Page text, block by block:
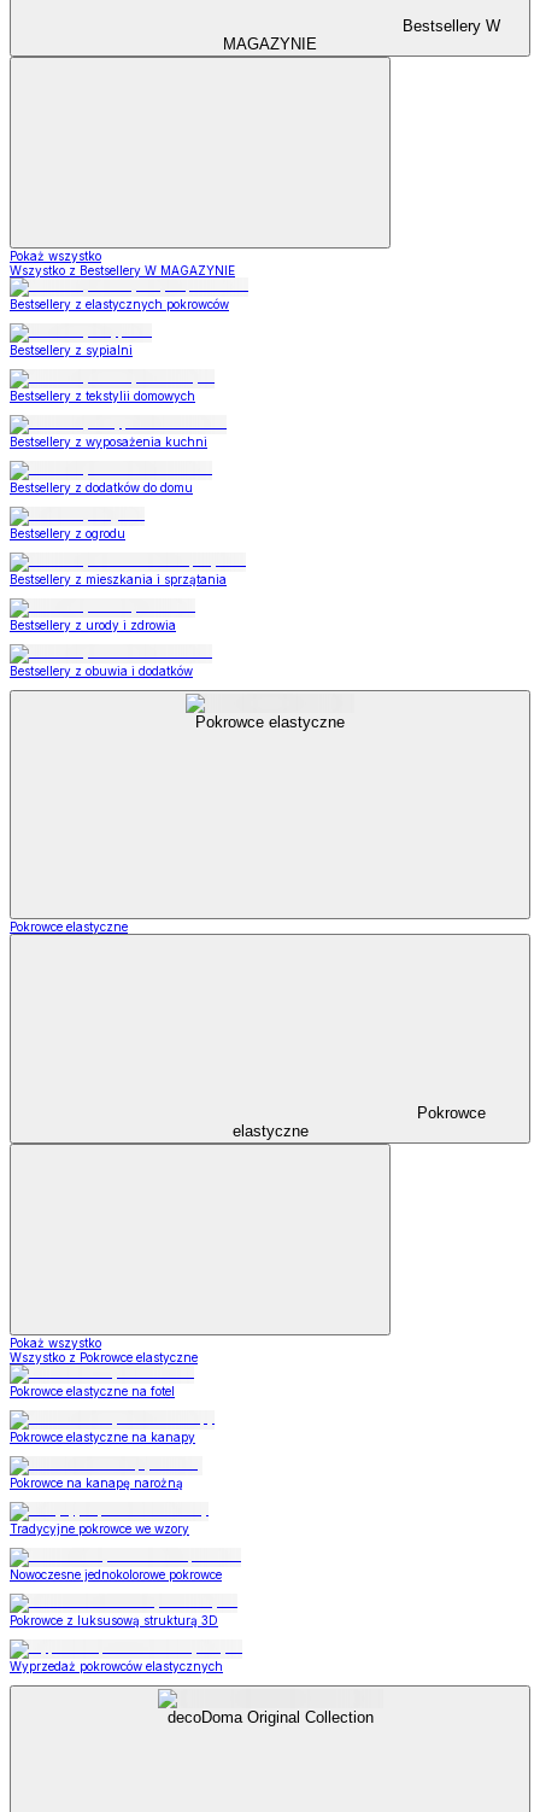
Bestsellery W
MAGAZYNIE
Pokaż wszystko
Wszystko z Bestsellery W MAGAZYNIE
Bestsellery z elastycznych pokrowców
Bestsellery z sypialni
Bestsellery z tekstylii domowych
Bestsellery z wyposażenia kuchni
Bestsellery z dodatków do domu
Bestsellery z ogrodu
Bestsellery z mieszkania i sprzątania
Bestsellery z urody i zdrowia
Bestsellery z obuwia i dodatków
Pokrowce elastyczne
Pokrowce elastyczne
Pokrowce
elastyczne
Pokaż wszystko
Wszystko z Pokrowce elastyczne
Pokrowce elastyczne na fotel
Pokrowce elastyczne na kanapy
Pokrowce na kanapę narożną
Tradycyjne pokrowce we wzory
Nowoczesne jednokolorowe pokrowce
Pokrowce z luksusową strukturą 3D
Wyprzedaż pokrowców elastycznych
decoDoma Original Collection